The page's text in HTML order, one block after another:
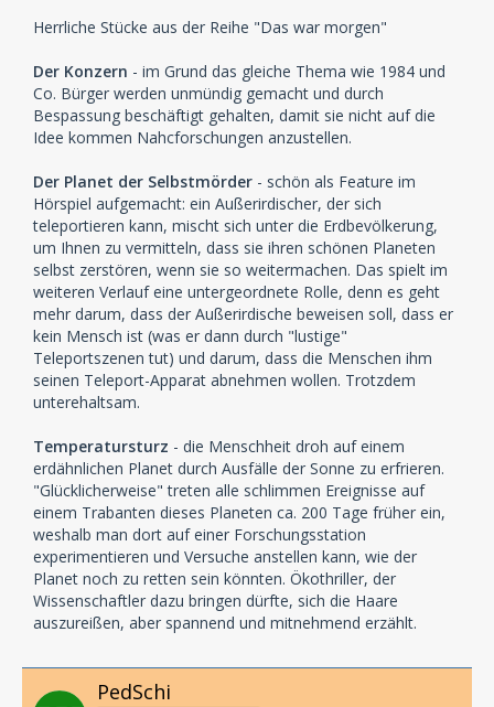
Herrliche Stücke aus der Reihe "Das war morgen"
Der Konzern - im Grund das gleiche Thema wie 1984 und
Co. Bürger werden unmündig gemacht und durch
Bespassung beschäftigt gehalten, damit sie nicht auf die
Idee kommen Nahcforschungen anzustellen.
Der Planet der Selbstmörder - schön als Feature im
Hörspiel aufgemacht: ein Außerirdischer, der sich
teleportieren kann, mischt sich unter die Erdbevölkerung,
um Ihnen zu vermitteln, dass sie ihren schönen Planeten
selbst zerstören, wenn sie so weitermachen. Das spielt im
weiteren Verlauf eine untergeordnete Rolle, denn es geht
mehr darum, dass der Außerirdische beweisen soll, dass er
kein Mensch ist (was er dann durch "lustige"
Teleportszenen tut) und darum, dass die Menschen ihm
seinen Teleport-Apparat abnehmen wollen. Trotzdem
unterehaltsam.
Temperatursturz - die Menschheit droh auf einem
erdähnlichen Planet durch Ausfälle der Sonne zu erfrieren.
"Glücklicherweise" treten alle schlimmen Ereignisse auf
einem Trabanten dieses Planeten ca. 200 Tage früher ein,
weshalb man dort auf einer Forschungsstation
experimentieren und Versuche anstellen kann, wie der
Planet noch zu retten sein könnten. Ökothriller, der
Wissenschaftler dazu bringen dürfte, sich die Haare
auszureißen, aber spannend und mitnehmend erzählt.
PedSchi